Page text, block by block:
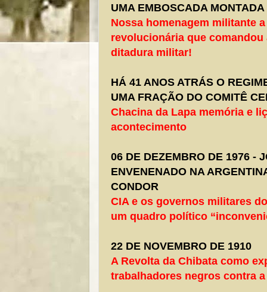
UMA EMBOSCADA
Nossa homenagem militante
revolucionária que
ditadura militar!
HÁ 41 ANOS ATRÁS O
UMA FRAÇÃO DO COMITÊ
Chacina da Lapa memória e
acontecimento
06 DE DEZEMBRO DE 1976 -
ENVENENADO NA
CONDOR
CIA e os governos militares
um quadro político
22 DE NOVEMBRO DE 1910
A Revolta da Chibata como
trabalhadores negros contra